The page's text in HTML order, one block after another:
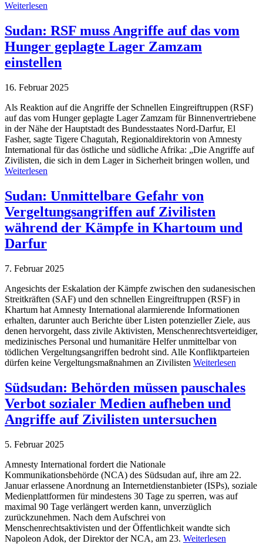
Weiterlesen
Sudan: RSF muss Angriffe auf das vom
Hunger geplagte Lager Zamzam
einstellen
16. Februar 2025
Als Reaktion auf die Angriffe der Schnellen Eingreiftruppen (RSF)
auf das vom Hunger geplagte Lager Zamzam für Binnenvertriebene
in der Nähe der Hauptstadt des Bundesstaates Nord-Darfur, El
Fasher, sagte Tigere Chagutah, Regionaldirektorin von Amnesty
International für das östliche und südliche Afrika: „Die Angriffe auf
Zivilisten, die sich in dem Lager in Sicherheit bringen wollen, und
Weiterlesen
Sudan: Unmittelbare Gefahr von
Vergeltungsangriffen auf Zivilisten
während der Kämpfe in Khartoum und
Darfur
7. Februar 2025
Angesichts der Eskalation der Kämpfe zwischen den sudanesischen
Streitkräften (SAF) und den schnellen Eingreiftruppen (RSF) in
Khartum hat Amnesty International alarmierende Informationen
erhalten, darunter auch Berichte über Listen potenzieller Ziele, aus
denen hervorgeht, dass zivile Aktivisten, Menschenrechtsverteidiger,
medizinisches Personal und humanitäre Helfer unmittelbar von
tödlichen Vergeltungsangriffen bedroht sind. Alle Konfliktparteien
dürfen keine Vergeltungsmaßnahmen an Zivilisten Weiterlesen
Südsudan: Behörden müssen pauschales
Verbot sozialer Medien aufheben und
Angriffe auf Zivilisten untersuchen
5. Februar 2025
Amnesty International fordert die Nationale
Kommunikationsbehörde (NCA) des Südsudan auf, ihre am 22.
Januar erlassene Anordnung an Internetdienstanbieter (ISPs), soziale
Medienplattformen für mindestens 30 Tage zu sperren, was auf
maximal 90 Tage verlängert werden kann, unverzüglich
zurückzunehmen. Nach dem Aufschrei von
Menschenrechtsaktivisten und der Öffentlichkeit wandte sich
Napoleon Adok, der Direktor der NCA, am 23. Weiterlesen